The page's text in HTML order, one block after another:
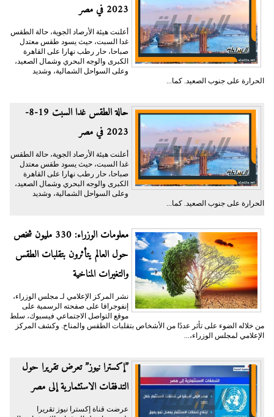
2023 في مصر
أعلنت هيئة الأرصاد الجوية، حالة الطقس
غدا السبت، حيث يسود طقس معتدل
صباحا، حار رطب نهارا على القاهرة
الكبرى والوجه البحري وشمال الصعيد،
وعلى السواحل الشمالية، وشديد
الحرارة على جنوب الصعيد. كما...
حالة الطقس غدا السبت 19-8-
2023 في مصر
أعلنت هيئة الأرصاد الجوية، حالة الطقس
غدا السبت، حيث يسود طقس معتدل
صباحا، حار رطب نهارا على القاهرة
الكبرى والوجه البحري وشمال الصعيد،
وعلى السواحل الشمالية، وشديد
الحرارة على جنوب الصعيد. كما...
معلومات الوزراء: 330 مليون شخص
حول العالم يتأثرون بتقلبات الطقس
والتغيرات المناخية
نشر المركز الإعلامي لـ مجلس الوزراء،
إنفوجرافا على صفحته الرسمية على
موقع التواصل الاجتماعي فيسبوك، سلط
من خلاله الضوء على تأثر عددًا من الأشخاص بتقلبات الطقس والمناخ. وكشف المركز
الإعلامي لمجلس الوزراء،...
”إكسترا نيوز” تعرض تقريرا حول
التدفقات الاستثمارية إلى مصر
عرضت قناة إكسترا نيوز تقريرا